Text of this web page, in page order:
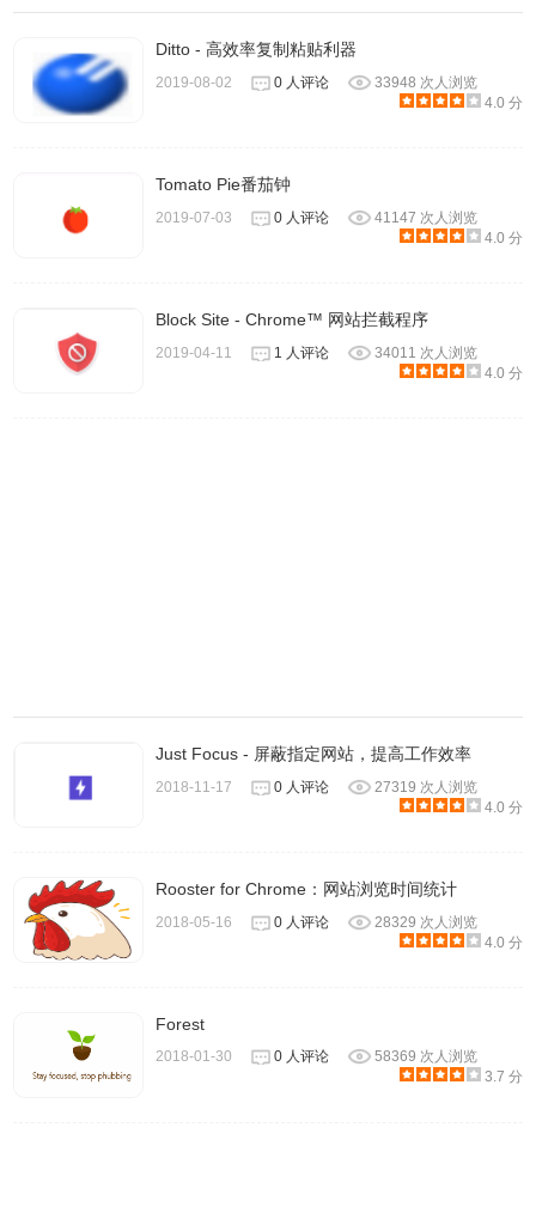
4、单击插件图标，在新弹出的页面底部可以看到一个25分
Ditto - 高效率复制粘贴利器
2019-08-02 0 人评论
33948 次人浏览
4.0 分
Tomato Pie番茄钟
2019-07-03 0 人评论
41147 次人浏览
4.0 分
Block Site - Chrome™ 网站拦截程序
2019-04-11 1 人评论
34011 次人浏览
4.0 分
Just Focus - 屏蔽指定网站，提高工作效率
2018-11-17 0 人评论
27319 次人浏览
4.0 分
Rooster for Chrome：网站浏览时间统计
2018-05-16 0 人评论
28329 次人浏览
4.0 分
Forest
2018-01-30 0 人评论
58369 次人浏览
3.7 分